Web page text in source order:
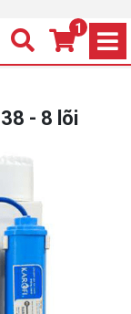
1
- 8 lõi